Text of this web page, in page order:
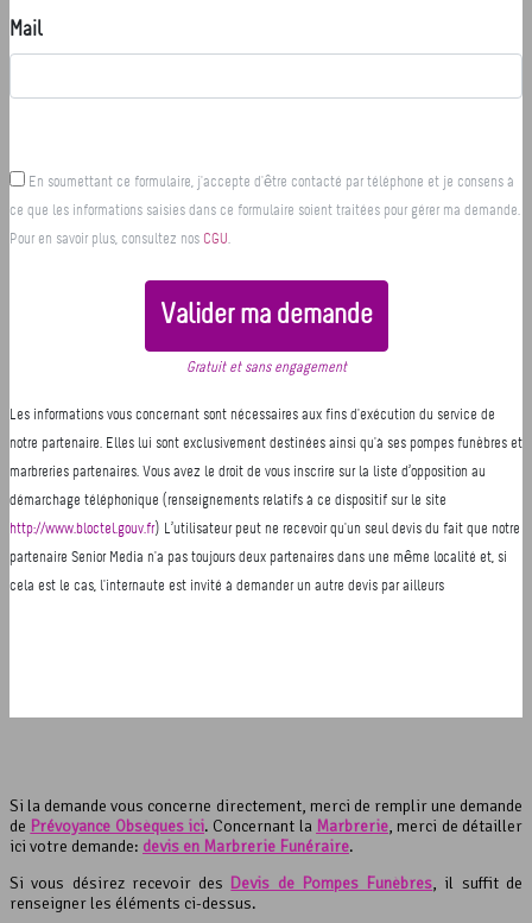
Si la demande vous concerne directement, merci de remplir une demande
de Prévoyance Obsèques ici. Concernant la Marbrerie, merci de détailler
ici votre demande: devis en Marbrerie Funéraire.
Si vous désirez recevoir des Devis de Pompes Funèbres, il suffit de
renseigner les éléments ci-dessus.